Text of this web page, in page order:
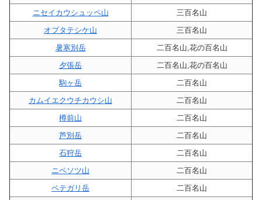
ニセイカウシュッペ山
三百名山
オプタテシケ山
三百名山
暑寒別岳
二百名山,花の百名山
夕張岳
二百名山,花の百名山
駒ヶ岳
二百名山
カムイエクウチカウシ山
二百名山
樽前山
二百名山
芦別岳
二百名山
石狩岳
二百名山
ニペソツ山
二百名山
ペテガリ岳
二百名山